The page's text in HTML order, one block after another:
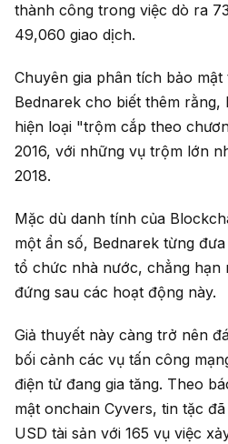
thành công trong việc dò ra
49,060 giao dịch.
Chuyên gia phân tích bảo
Bednarek cho biết thêm
hiện loại "trộm cắp theo
2016, với những vụ trộm lớn
2018.
Mặc dù danh tính của
một ẩn số, Bednarek từng
tổ chức nhà nước, chẳng hạn
đứng sau các hoạt động này.
Giả thuyết này càng trở nên
bối cảnh các vụ tấn công
điện tử đang gia tăng. Theo
mật onchain Cyvers, tin tặc
USD tài sản với 165 vụ việc